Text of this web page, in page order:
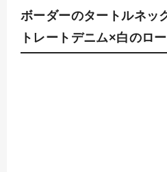
ボーダーのタートルネッ
トレートデニム×白のロ